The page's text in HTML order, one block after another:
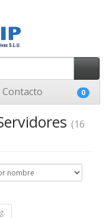
Contacto 0
(16